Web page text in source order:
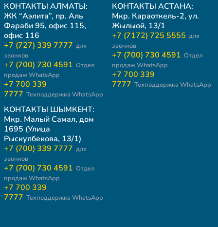
КОНТАКТЫ АЛМАТЫ:
ЖК “Аэлита”, пр. Аль
Фараби 95, офис 115,
офис 116
+7 (727) 339 7777 для
звонков
+7 (700) 730 4591 Отдел
продаж WhatsApp
+7 700 339
7777 Техподдержка WhatsApp
КОНТАКТЫ АСТАНА:
Мкр. Караоткель-2, ул.
Жылыой, 13/1
+7 (7172) 725 5555 для
звонков
+7 (700) 730 4591 Отдел
продаж WhatsApp
+7 700 339
7777 Техподдержка WhatsApp
КОНТАКТЫ ШЫМКЕНТ:
Мкр. Малый Самал, дом
1695 (Улица
Рыскулбекова, 13/1)
+7 (700) 339 7777 для
звонков
+7 (700) 730 4591 Отдел
продаж WhatsApp
+7 700 339
7777 Техподдержка WhatsApp